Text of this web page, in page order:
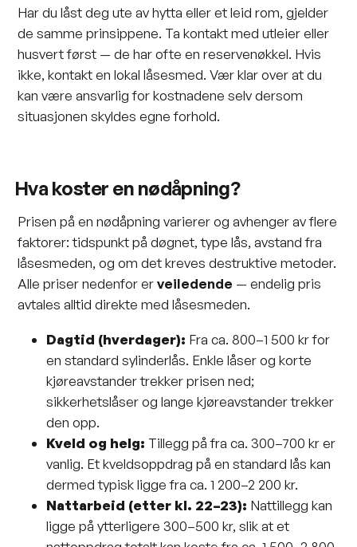
Har du låst deg ute av hytta eller et leid rom, gjelder
de samme prinsippene. Ta kontakt med utleier eller
husvert først — de har ofte en reservenøkkel. Hvis
ikke, kontakt en lokal låsesmed. Vær klar over at du
kan være ansvarlig for kostnadene selv dersom
situasjonen skyldes egne forhold.
Hva koster en nødåpning?
Prisen på en nødåpning varierer og avhenger av flere
faktorer: tidspunkt på døgnet, type lås, avstand fra
låsesmeden, og om det kreves destruktive metoder.
Alle priser nedenfor erveiledende — endelig pris
avtales alltid direkte med låsesmeden.
Dagtid (hverdager): Fra ca. 800–1 500 kr for
en standard sylinderlås. Enkle låser og korte
kjøreavstander trekker prisen ned;
sikkerhetslåser og lange kjøreavstander trekker
den opp.
Kveld og helg: Tillegg på fra ca. 300–700 kr er
vanlig. Et kveldsoppdrag på en standard lås kan
dermed typisk ligge fra ca. 1 200–2 200 kr.
Nattarbeid (etter kl. 22–23): Nattillegg kan
ligge på ytterligere 300–500 kr, slik at et